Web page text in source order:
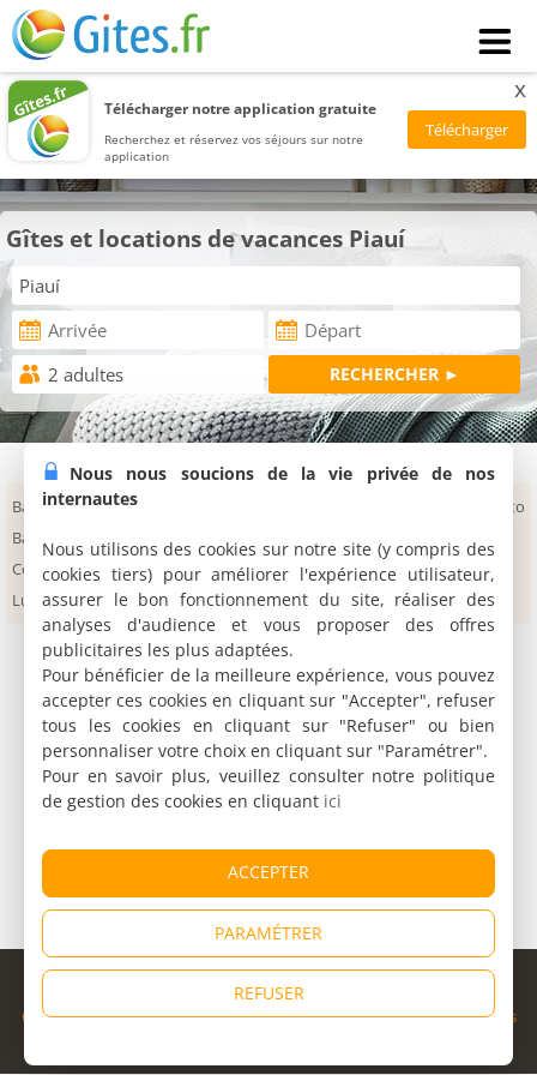
Télécharger notre application gratuite
Recherchez et réservez vos séjours sur notre
application
x
Gîtes et locations de vacances Piauí
Barra Grande
Barrinha
Coqueiro
Luiz Correia
Parnaíba
Picos
Ponta do Anel
São Raimundo Nonato
© Copyright 1998 - 2026
Cybevasion|Mentions légales|Confidentialité|CGU|Informations
Nous nous soucions de la vie privée de nos
internautes
Nous utilisons des cookies sur notre site (y compris des
cookies tiers) pour améliorer l'expérience utilisateur,
assurer le bon fonctionnement du site, réaliser des
analyses d'audience et vous proposer des offres
publicitaires les plus adaptées.
Pour bénéficier de la meilleure expérience, vous pouvez
accepter ces cookies en cliquant sur "Accepter", refuser
tous les cookies en cliquant sur "Refuser" ou bien
personnaliser votre choix en cliquant sur "Paramétrer".
Pour en savoir plus, veuillez consulter notre politique
de gestion des cookies en cliquant ici
ACCEPTER
PARAMÉTRER
REFUSER